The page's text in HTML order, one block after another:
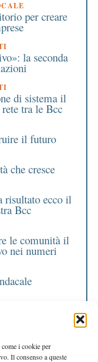
i cookie per
Il consenso a queste
per creare
la seconda
di sistema il
tra le Bcc
il futuro
che cresce
risultato ecco il
Bcc
le comunità il
nei numeri
e 2 milioni